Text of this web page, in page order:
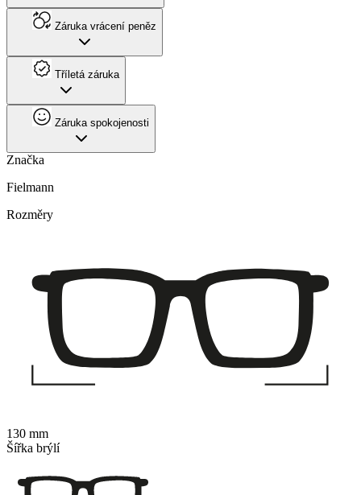
Záruka vrácení peněz
Tříletá záruka
Záruka spokojenosti
Značka
Fielmann
Rozměry
130 mm
Šířka brýlí